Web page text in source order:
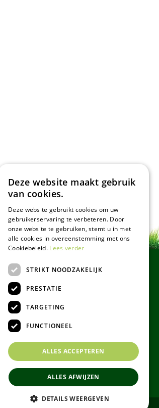
Deze website maakt gebruik
van cookies.
Deze website gebruikt cookies om uw
gebruikerservaring te verbeteren. Door
onze website te gebruiken, stemt u in met
alle cookies in overeenstemming met ons
Cookiebeleid. Lees verder
STRIKT NOODZAKELIJK
PRESTATIE
TARGETING
FUNCTIONEEL
ALLES ACCEPTEREN
ALLES AFWIJZEN
DETAILS WEERGEVEN